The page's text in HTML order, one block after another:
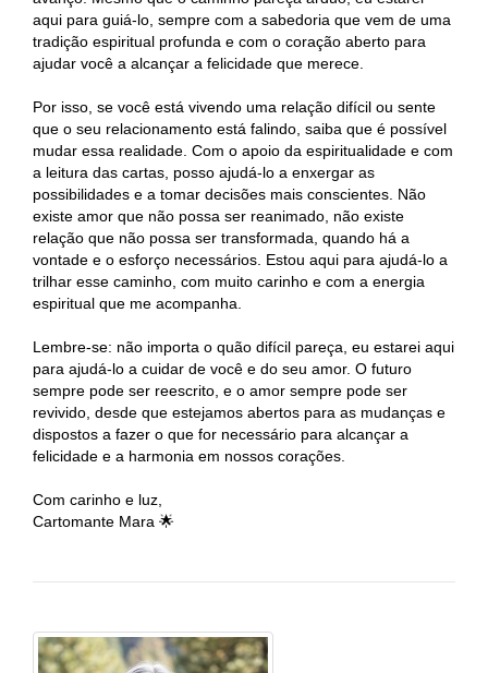
aqui para guiá-lo, sempre com a sabedoria que vem de uma
tradição espiritual profunda e com o coração aberto para
ajudar você a alcançar a felicidade que merece.
Por isso, se você está vivendo uma relação difícil ou sente
que o seu relacionamento está falindo, saiba que é possível
mudar essa realidade. Com o apoio da espiritualidade e com
a leitura das cartas, posso ajudá-lo a enxergar as
possibilidades e a tomar decisões mais conscientes. Não
existe amor que não possa ser reanimado, não existe
relação que não possa ser transformada, quando há a
vontade e o esforço necessários. Estou aqui para ajudá-lo a
trilhar esse caminho, com muito carinho e com a energia
espiritual que me acompanha.
Lembre-se: não importa o quão difícil pareça, eu estarei aqui
para ajudá-lo a cuidar de você e do seu amor. O futuro
sempre pode ser reescrito, e o amor sempre pode ser
revivido, desde que estejamos abertos para as mudanças e
dispostos a fazer o que for necessário para alcançar a
felicidade e a harmonia em nossos corações.
Com carinho e luz,
Cartomante Mara 🌟